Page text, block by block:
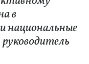
в
национальные